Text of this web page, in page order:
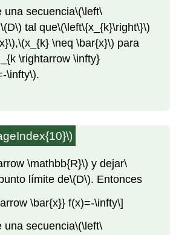
una secuencia\(\left\
\(D\) tal que\(\left\{x_{k}\right\}\)
,\(x_{k} \neq \bar{x}\) para
\rightarrow \infty}
\infty\).
\mathbb{R}\) y dejar\
límite de\(D\). Entonces
\bar{x}} f(x)=-\infty\]
una secuencia\(\left\